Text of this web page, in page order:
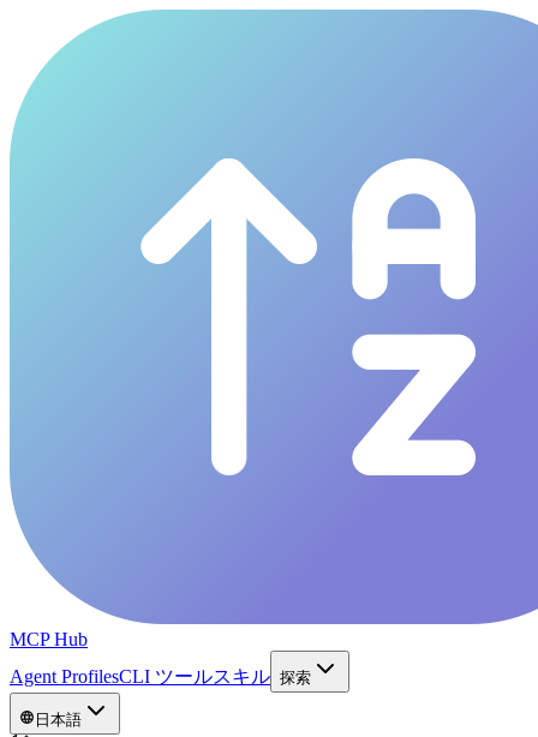
MCP Hub
Agent ProfilesCLI ツールスキル 探索
日本語